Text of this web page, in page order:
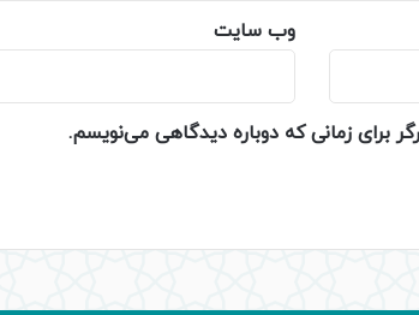
وب‌ سایت
برای زمانی که دوباره دیدگاهی می‌نویسم.